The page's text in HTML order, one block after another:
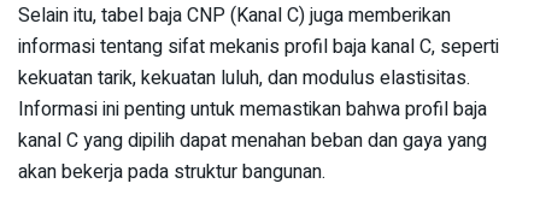
Selain itu, tabel baja CNP (Kanal C) juga memberikan
informasi tentang sifat mekanis profil baja kanal C, seperti
kekuatan tarik, kekuatan luluh, dan modulus elastisitas.
Informasi ini penting untuk memastikan bahwa profil baja
kanal C yang dipilih dapat menahan beban dan gaya yang
akan bekerja pada struktur bangunan.